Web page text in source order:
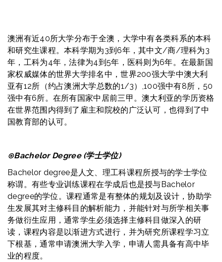
澳洲有近40所大学分布于全澳，大学中有各类科系的本科
和研究生课程。本科学期为3到6年，其中文/商/理科为3
年，工科为4年，法律为4到5年，医科则为6年。在最新国
家权威媒体的世界大学排名中，世界200强大学中澳大利
亚有12所（约占澳洲大学总数的1/3）,100强中有8所，50
强中有6所。在所有国家中居前三甲。澳大利亚的学历资格
在世界范围内得到了雇主和院校的广泛认可，也得到了中
国教育部的认可。
⊙Bachelor Degree (学士学位)
Bachelor degree是人文、理工科课程所授与的学士学位
称谓。有些专业训练课程在学成后也是授与Bachelor
degree的学位。课程通常是有整体的规划及设计，协助学
生发展其对主修科目的解析能力，并能针对与所学相关事
务做衍生应用，通常学生必须选择主修科目做深入的研
读，课程内容是以渐进方式进行，并为研究所课程学习立
下根基，通常申请澳洲大学入学，申请人需具备有高中毕
业的程度。